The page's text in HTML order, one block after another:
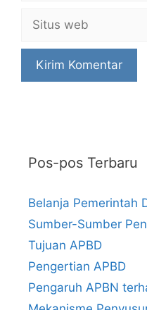
web
Pos-pos Terbaru
Belanja Pemerintah
Sumber-Sumber
Tujuan APBD
Pengertian APBD
Pengaruh APBN